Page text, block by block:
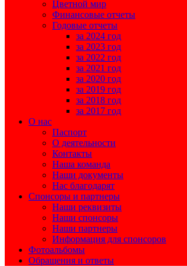
Цветной мир
Финансовые отчеты
Годовые отчеты
за 2024 год
за 2023 год
за 2022 год
за 2021 год
за 2020 год
за 2019 год
за 2018 год
за 2017 год
О нас
Паспорт
О деятельности
Контакты
Наша команда
Наши документы
Нас благодарят
Спонсоры и партнеры
Наши реквизиты
Наши спонсоры
Наши партнеры
Информация для спонсоров
Фотоальбомы
Обращения и ответы